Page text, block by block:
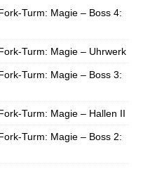
Turm: Magie – Boss 4:
Turm: Magie – Uhrwerk
Turm: Magie – Boss 3:
Turm: Magie – Hallen II
Turm: Magie – Boss 2: